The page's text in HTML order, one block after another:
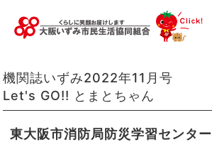
機関誌いずみ2022年11月号
Let's GO!! とまとちゃん
東大阪市消防局防災学習センター